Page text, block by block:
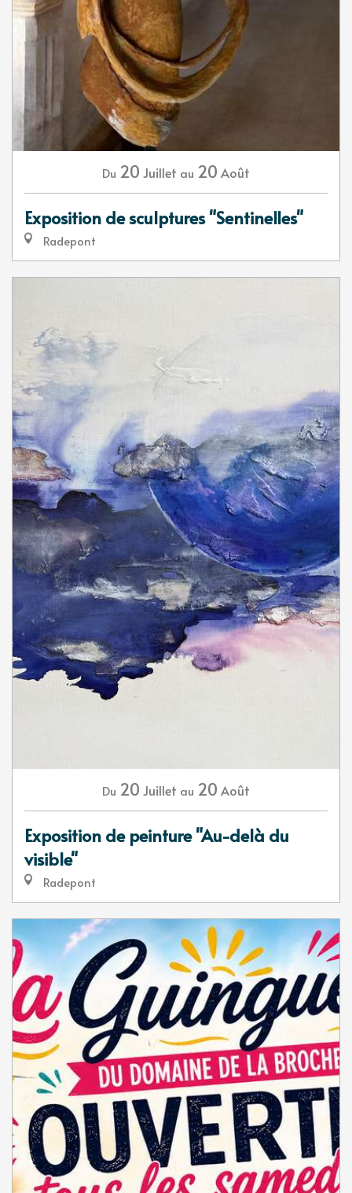
Du 20 Juillet au 20 Août
Exposition de sculptures "Sentinelles"
Radepont
Du 20 Juillet au 20 Août
Exposition de peinture "Au-delà du
visible"
Radepont